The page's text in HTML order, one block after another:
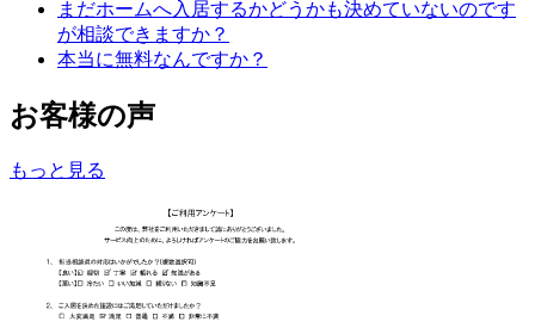
まだホームへ入居するかどうかも決めていないのです
が相談できますか？
本当に無料なんですか？
お客様の声
もっと見る